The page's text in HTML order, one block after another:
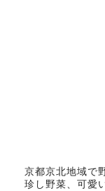
京都京北地域で
珍し野菜、可愛